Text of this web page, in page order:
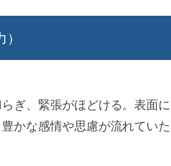
ぎ、緊張がほどける。表面に
かな感情や思慮が流れていた